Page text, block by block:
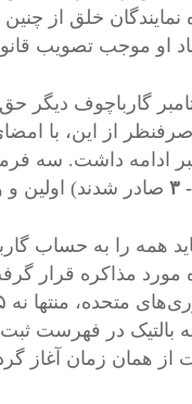
نمایندگان خلق از چنین
او موجب تصویب قانون ۱- ۲۳۹۲
گارباچوف
صرفنظر از این، با
ادامه داشت. سه
صادر شدند) اولین و
همه را به حساب
مورد مذاکره قرار
بالتیک در فهرست ثبت
زمان آغاز گردید. قانون نحس شماره ۱-